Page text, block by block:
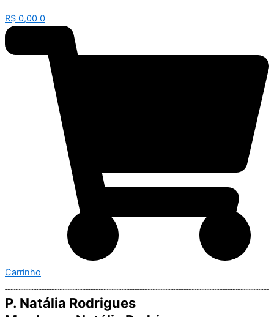
R$ 0,00 0
Carrinho
P. Natália Rodrigues